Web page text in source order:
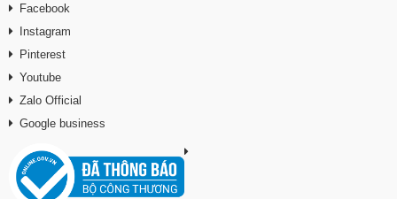
Facebook
Instagram
Pinterest
Youtube
Zalo Official
Google business